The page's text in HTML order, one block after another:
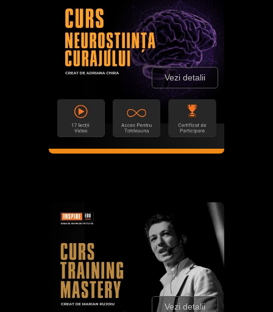
Vezi detalii
Vezi detalii